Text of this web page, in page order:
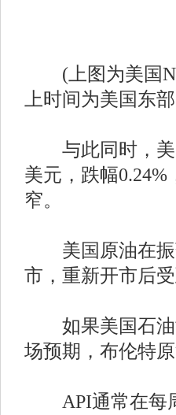
(上图为美国
上时间为美国东
与此同时，美
美元，跌幅
窄。
美国原油在振
市，重新开市后
如果美国石油
场预期，布伦特
API通常在每周